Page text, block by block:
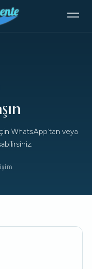
WhatsApp'tan veya